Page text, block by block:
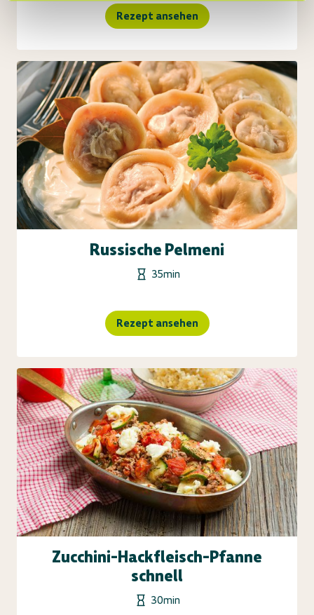
Rezept ansehen
Russische Pelmeni
35min
Rezept ansehen
Zucchini-Hackfleisch-Pfanne
schnell
30min